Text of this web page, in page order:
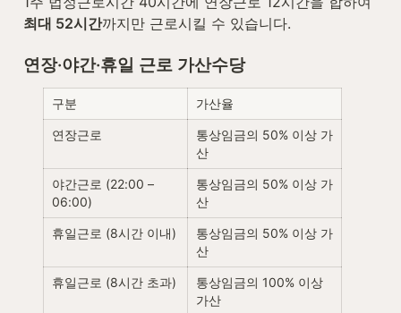
최대 52시간까지만 근로시킬 수 있습니다.
연장·야간·휴일 근로 가산수당
구분 가산율
연장근로
통상임금의 50% 이상 가
산
야간근로 (22:00 –
06:00)
통상임금의 50% 이상 가
산
휴일근로 (8시간 이내)
통상임금의 50% 이상 가
산
휴일근로 (8시간 초과)
통상임금의 100% 이상
가산